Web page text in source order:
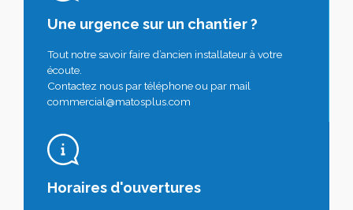
Une urgence sur un chantier ?
Tout notre savoir faire d’ancien installateur à votre
écoute.
Contactez nous par téléphone ou par mail
commercial@matosplus.com
Horaires d'ouvertures